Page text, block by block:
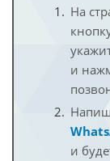
На
и
и